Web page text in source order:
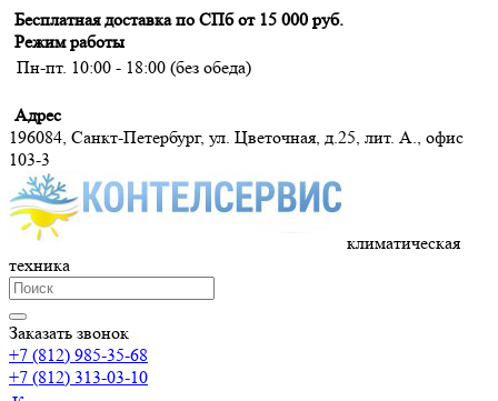
Бесплатная доставка по СПб от 15 000 руб.
Режим работы
Пн-пт. 10:00 - 18:00 (без обеда)
Адрес
196084, Санкт-Петербург, ул. Цветочная, д.25, лит. А., офис
103-3
климатическая
техника
Заказать звонок
+7 (812) 985-35-68
+7 (812) 313-03-10